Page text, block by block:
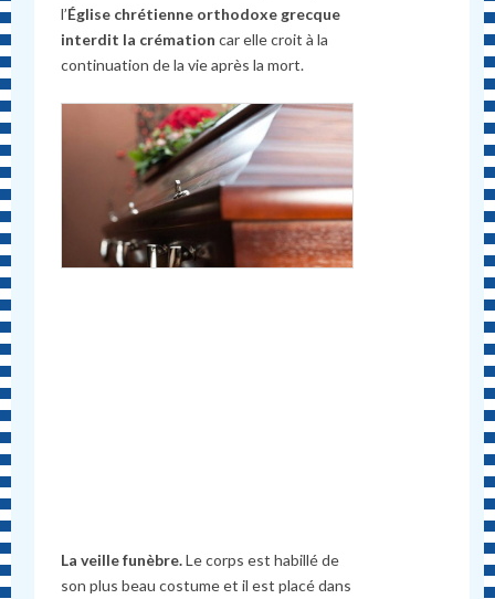
l’Église chrétienne orthodoxe grecque
interdit la crémation car elle croit à la
continuation de la vie après la mort.
La veille funèbre.Le corps est habillé de
son plus beau costume et il est placé dans